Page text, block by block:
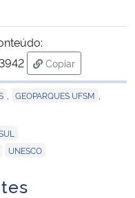
Copiar
para área de
GEOPARQUES UFSM
UNESCO